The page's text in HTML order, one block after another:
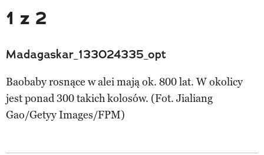
1 z 2
Madagaskar_133024335_opt
Baobaby rosnące w alei mają ok. 800 lat. W okolicy
jest ponad 300 takich kolosów. (Fot. Jialiang
Gao/Getyy Images/FPM)